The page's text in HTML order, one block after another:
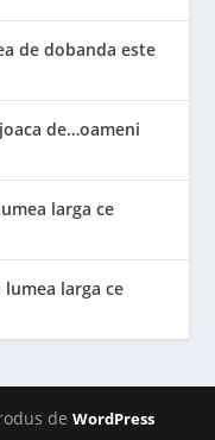
de dobanda este
de…oameni
larga ce
larga ce
de WordPress